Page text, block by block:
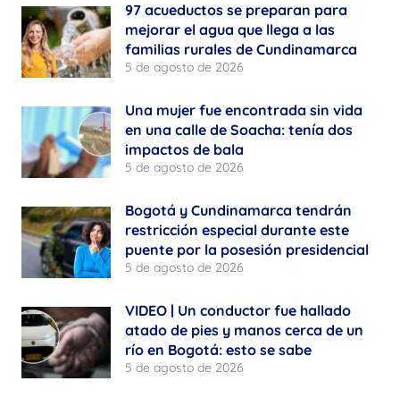
97 acueductos se preparan para
mejorar el agua que llega a las
familias rurales de Cundinamarca
5 de agosto de 2026
Una mujer fue encontrada sin vida
en una calle de Soacha: tenía dos
impactos de bala
5 de agosto de 2026
Bogotá y Cundinamarca tendrán
restricción especial durante este
puente por la posesión presidencial
5 de agosto de 2026
VIDEO | Un conductor fue hallado
atado de pies y manos cerca de un
río en Bogotá: esto se sabe
5 de agosto de 2026